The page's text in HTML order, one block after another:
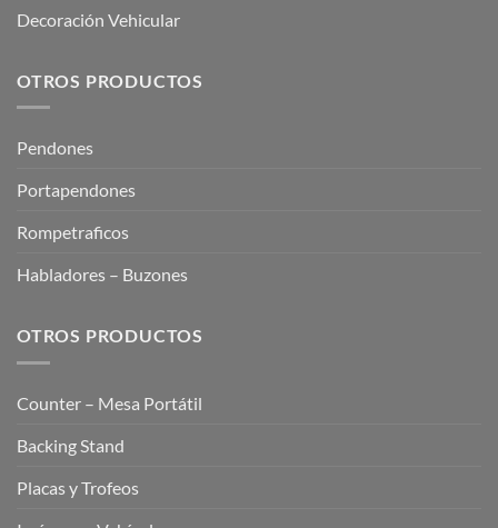
Decoración Vehicular
OTROS PRODUCTOS
Pendones
Portapendones
Rompetraficos
Habladores – Buzones
OTROS PRODUCTOS
Counter – Mesa Portátil
Backing Stand
Placas y Trofeos